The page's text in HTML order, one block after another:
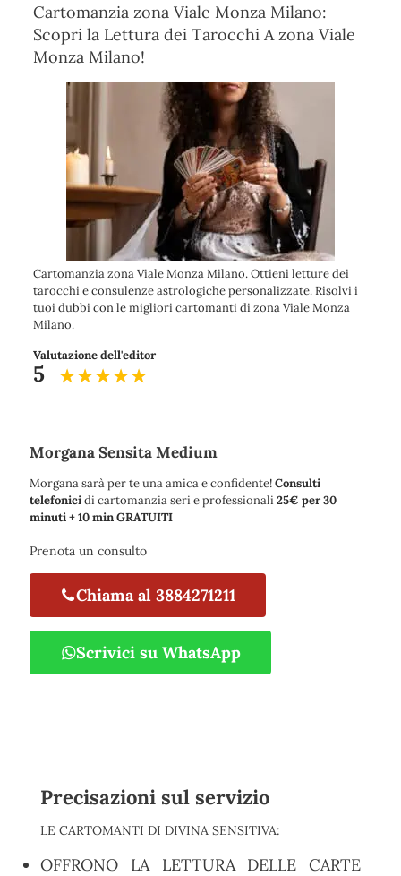
Cartomanzia zona Viale Monza Milano:
Scopri la Lettura dei Tarocchi A zona Viale
Monza Milano!
Cartomanzia zona Viale Monza Milano. Ottieni letture dei
tarocchi e consulenze astrologiche personalizzate. Risolvi i
tuoi dubbi con le migliori cartomanti di zona Viale Monza
Milano.
Valutazione dell'editor
5
Morgana Sensita Medium
Morgana sarà per te una amica e confidente!Consulti
telefonicidi cartomanzia seri e professionali25€ per 30
minuti + 10 min GRATUITI
Prenota un consulto
Chiama al 3884271211
Scrivici su WhatsApp
Precisazioni sul servizio
LE CARTOMANTI DI DIVINA SENSITIVA:
OFFRONO LA LETTURA DELLE CARTE